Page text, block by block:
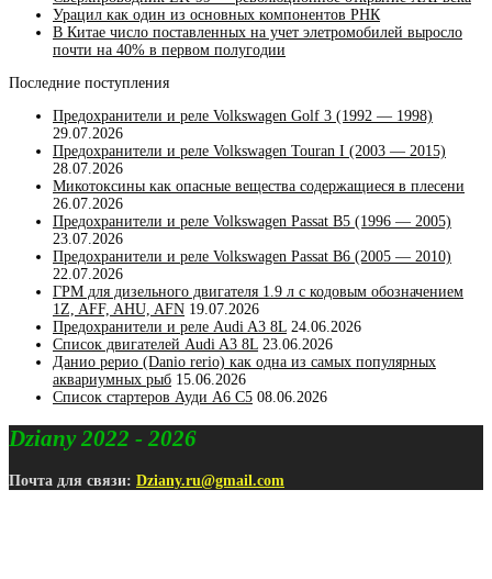
Урацил как один из основных компонентов РНК
В Китае число поставленных на учет элетромобилей выросло
почти на 40% в первом полугодии
Последние поступления
Предохранители и реле Volkswagen Golf 3 (1992 — 1998)
29.07.2026
Предохранители и реле Volkswagen Touran I (2003 — 2015)
28.07.2026
Микотоксины как опасные вещества содержащиеся в плесени
26.07.2026
Предохранители и реле Volkswagen Passat B5 (1996 — 2005)
23.07.2026
Предохранители и реле Volkswagen Passat B6 (2005 — 2010)
22.07.2026
ГРМ для дизельного двигателя 1.9 л с кодовым обозначением
1Z, AFF, AHU, AFN 19.07.2026
Предохранители и реле Audi A3 8L 24.06.2026
Список двигателей Audi A3 8L 23.06.2026
Данио рерио (Danio rerio) как одна из самых популярных
аквариумных рыб 15.06.2026
Список стартеров Ауди А6 С5 08.06.2026
Dziany 2022 - 2026
Почта для связи: Dziany.ru@gmail.com